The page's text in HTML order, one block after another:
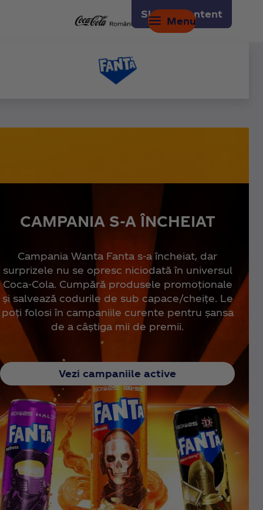
Skip to content
Menu
CAMPANIA S-A ÎNCHEIAT
Campania Wanta Fanta s-a încheiat, dar
surprizele nu se opresc niciodată în universul
Coca‑Cola. Cumpără produsele promoționale
și salvează codurile de sub capace/cheițe. Le
poți folosi în campaniile curente pentru șansa
de a câștiga mii de premii.
Vezi campaniile active